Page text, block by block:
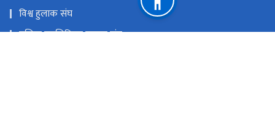
विश्व हुलाक संघ
एसिया प्यासिफिक हुलाक संघ